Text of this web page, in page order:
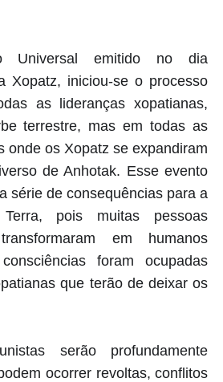
Universal emitido no dia
Xopatz, iniciou-se o processo
as lideranças xopatianas,
terrestre, mas em todas as
onde os Xopatz se expandiram
de Anhotak. Esse evento
série de consequências para a
pois muitas pessoas
em humanos
foram ocupadas
que terão de deixar os
serão profundamente
ocorrer revoltas, conflitos